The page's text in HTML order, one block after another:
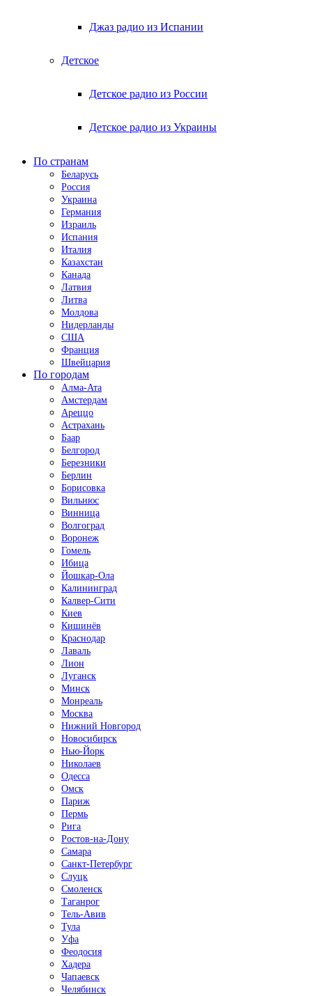
Джаз радио из Испании
Детское
Детское радио из России
Детское радио из Украины
По странам
Беларусь
Россия
Украина
Германия
Израиль
Испания
Италия
Казахстан
Канада
Латвия
Литва
Молдова
Нидерланды
США
Франция
Швейцария
По городам
Алма-Ата
Амстердам
Ареццо
Астрахань
Баар
Белгород
Березники
Берлин
Борисовка
Вильнюс
Винница
Волгоград
Воронеж
Гомель
Ибица
Йошкар-Ола
Калининград
Калвер-Сити
Киев
Кишинёв
Краснодар
Лаваль
Лион
Луганск
Минск
Монреаль
Москва
Нижний Новгород
Новосибирск
Нью-Йорк
Николаев
Одесса
Омск
Париж
Пермь
Рига
Ростов-на-Дону
Самара
Санкт-Петербург
Слуцк
Смоленск
Таганрог
Тель-Авив
Тула
Уфа
Феодосия
Хадера
Чапаевск
Челябинск